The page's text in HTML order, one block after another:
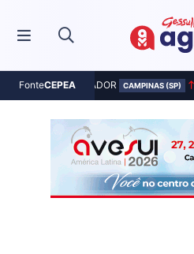
FonteCEPEA
MILHO - INDICADOR CAMPINAS (SP)